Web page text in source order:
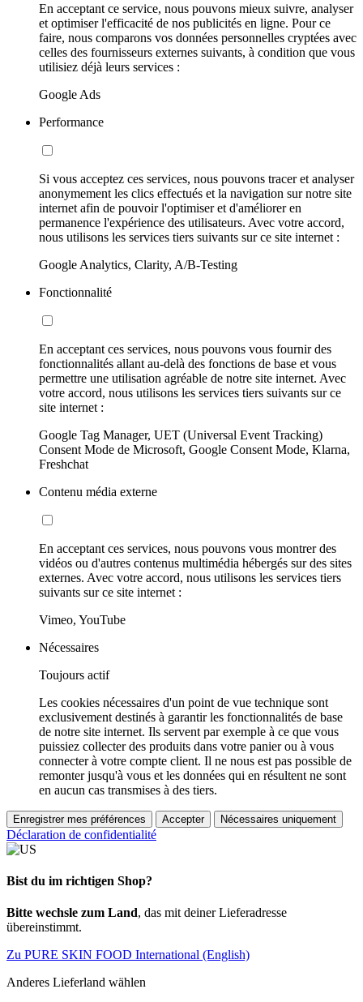
En acceptant ce service, nous pouvons mieux suivre, analyser
et optimiser l'efficacité de nos publicités en ligne. Pour ce
faire, nous comparons vos données personnelles cryptées avec
celles des fournisseurs externes suivants, à condition que vous
utilisiez déjà leurs services :
Google Ads
Performance
Si vous acceptez ces services, nous pouvons tracer et analyser
anonymement les clics effectués et la navigation sur notre site
internet afin de pouvoir l'optimiser et d'améliorer en
permanence l'expérience des utilisateurs. Avec votre accord,
nous utilisons les services tiers suivants sur ce site internet :
Google Analytics, Clarity, A/B-Testing
Fonctionnalité
En acceptant ces services, nous pouvons vous fournir des
fonctionnalités allant au-delà des fonctions de base et vous
permettre une utilisation agréable de notre site internet. Avec
votre accord, nous utilisons les services tiers suivants sur ce
site internet :
Google Tag Manager, UET (Universal Event Tracking)
Consent Mode de Microsoft, Google Consent Mode, Klarna,
Freshchat
Contenu média externe
En acceptant ces services, nous pouvons vous montrer des
vidéos ou d'autres contenus multimédia hébergés sur des sites
externes. Avec votre accord, nous utilisons les services tiers
suivants sur ce site internet :
Vimeo, YouTube
Nécessaires
Toujours actif
Les cookies nécessaires d'un point de vue technique sont
exclusivement destinés à garantir les fonctionnalités de base
de notre site internet. Ils servent par exemple à ce que vous
puissiez collecter des produits dans votre panier ou à vous
connecter à votre compte client. Il ne nous est pas possible de
remonter jusqu'à vous et les données qui en résultent ne sont
en aucun cas transmises à des tiers.
Enregistrer mes préférences Accepter Nécessaires uniquement
Déclaration de confidentialité
Bist du im richtigen Shop?
Bitte wechsle zum Land, das mit deiner Lieferadresse
übereinstimmt.
Zu PURE SKIN FOOD International (English)
Anderes Lieferland wählen